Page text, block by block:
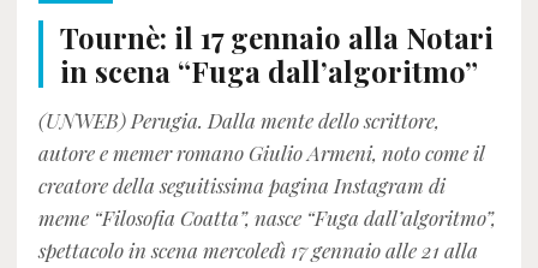
Tournè: il 17 gennaio alla Notari
in scena “Fuga dall’algoritmo”
(UNWEB) Perugia. Dalla mente dello scrittore,
autore e memer romano Giulio Armeni, noto come il
creatore della seguitissima pagina Instagram di
meme “Filosofia Coatta”, nasce “Fuga dall’algoritmo”,
spettacolo in scena mercoledì 17 gennaio alle 21 alla